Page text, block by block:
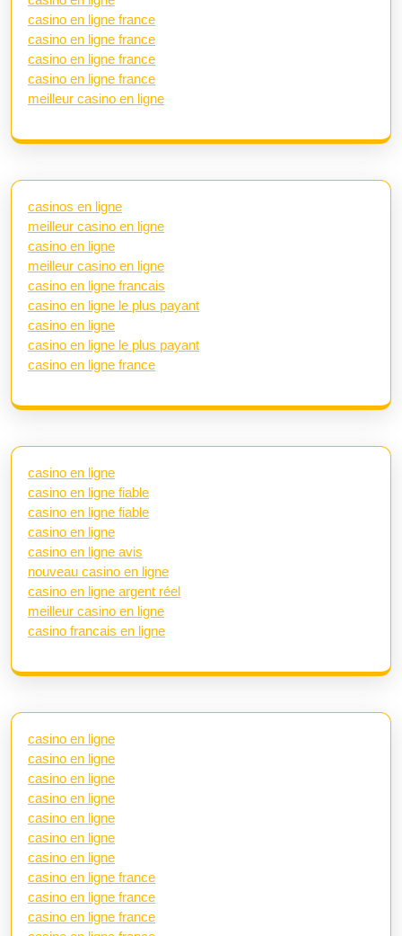
casino en ligne france
casino en ligne france
casino en ligne france
casino en ligne france
meilleur casino en ligne
casinos en ligne
meilleur casino en ligne
casino en ligne
meilleur casino en ligne
casino en ligne francais
casino en ligne le plus payant
casino en ligne
casino en ligne le plus payant
casino en ligne france
casino en ligne
casino en ligne fiable
casino en ligne fiable
casino en ligne
casino en ligne avis
nouveau casino en ligne
casino en ligne argent réel
meilleur casino en ligne
casino francais en ligne
casino en ligne
casino en ligne
casino en ligne
casino en ligne
casino en ligne
casino en ligne
casino en ligne
casino en ligne france
casino en ligne france
casino en ligne france